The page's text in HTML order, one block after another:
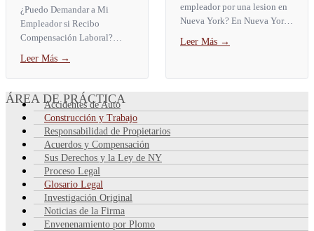
¿Puedo Demandar a Mi
Empleador si Recibo
Compensación Laboral?
lesionados se preguntan:
¿puedo demandar a mi
empleador si recibo...
Leer Más →
empleador por una lesion en
Nueva York? En Nueva York,
demandar a su empleador por
Leer Más →
ÁREA DE PRÁCTICA
Accidentes de Auto
Construcción y Trabajo
Responsabilidad de Propietarios
Acuerdos y Compensación
Sus Derechos y la Ley de NY
Proceso Legal
Glosario Legal
Investigación Original
Noticias de la Firma
Envenenamiento por Plomo